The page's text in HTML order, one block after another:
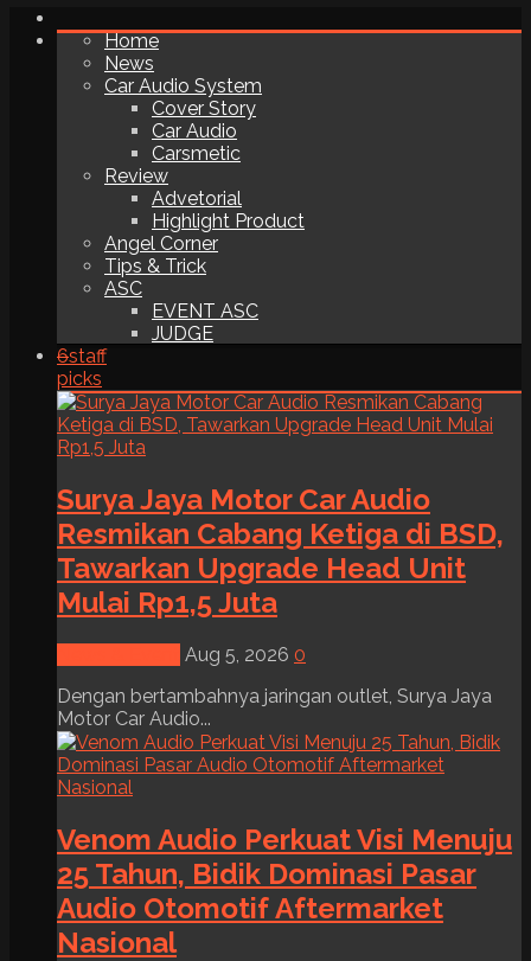
Home
News
Car Audio System
Cover Story
Car Audio
Carsmetic
Review
Advetorial
Highlight Product
Angel Corner
Tips & Trick
ASC
EVENT ASC
JUDGE
6staff
picks
Surya Jaya Motor Car Audio
Resmikan Cabang Ketiga di BSD,
Tawarkan Upgrade Head Unit
Mulai Rp1,5 Juta
Aug 5, 2026 0
Dengan bertambahnya jaringan outlet, Surya Jaya
Motor Car Audio...
Venom Audio Perkuat Visi Menuju
25 Tahun, Bidik Dominasi Pasar
Audio Otomotif Aftermarket
Nasional